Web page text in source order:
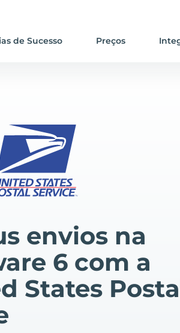
de Sucesso Preços
envios na
6 com a
States